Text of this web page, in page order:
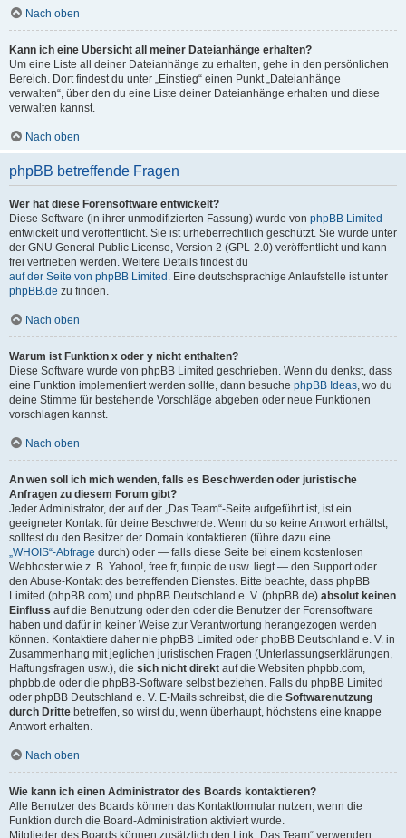
Nach oben
Kann ich eine Übersicht all meiner Dateianhänge erhalten?
Um eine Liste all deiner Dateianhänge zu erhalten, gehe in den persönlichen
Bereich. Dort findest du unter „Einstieg“ einen Punkt „Dateianhänge
verwalten“, über den du eine Liste deiner Dateianhänge erhalten und diese
verwalten kannst.
Nach oben
phpBB betreffende Fragen
Wer hat diese Forensoftware entwickelt?
Diese Software (in ihrer unmodifizierten Fassung) wurde von phpBB Limited
entwickelt und veröffentlicht. Sie ist urheberrechtlich geschützt. Sie wurde unter
der GNU General Public License, Version 2 (GPL-2.0) veröffentlicht und kann
frei vertrieben werden. Weitere Details findest du
auf der Seite von phpBB Limited . Eine deutschsprachige Anlaufstelle ist unter
phpBB.de zu finden.
Nach oben
Warum ist Funktion x oder y nicht enthalten?
Diese Software wurde von phpBB Limited geschrieben. Wenn du denkst, dass
eine Funktion implementiert werden sollte, dann besuche phpBB Ideas, wo du
deine Stimme für bestehende Vorschläge abgeben oder neue Funktionen
vorschlagen kannst.
Nach oben
An wen soll ich mich wenden, falls es Beschwerden oder juristische
Anfragen zu diesem Forum gibt?
Jeder Administrator, der auf der „Das Team“-Seite aufgeführt ist, ist ein
geeigneter Kontakt für deine Beschwerde. Wenn du so keine Antwort erhältst,
solltest du den Besitzer der Domain kontaktieren (führe dazu eine
„WHOIS“-Abfrage durch) oder — falls diese Seite bei einem kostenlosen
Webhoster wie z. B. Yahoo!, free.fr, funpic.de usw. liegt — den Support oder
den Abuse-Kontakt des betreffenden Dienstes. Bitte beachte, dass phpBB
Limited (phpBB.com) und phpBB Deutschland e. V. (phpBB.de) absolut keinen
Einfluss auf die Benutzung oder den oder die Benutzer der Forensoftware
haben und dafür in keiner Weise zur Verantwortung herangezogen werden
können. Kontaktiere daher nie phpBB Limited oder phpBB Deutschland e. V. in
Zusammenhang mit jeglichen juristischen Fragen (Unterlassungserklärungen,
Haftungsfragen usw.), die sich nicht direkt auf die Websiten phpbb.com,
phpbb.de oder die phpBB-Software selbst beziehen. Falls du phpBB Limited
oder phpBB Deutschland e. V. E-Mails schreibst, die die Softwarenutzung
durch Dritte betreffen, so wirst du, wenn überhaupt, höchstens eine knappe
Antwort erhalten.
Nach oben
Wie kann ich einen Administrator des Boards kontaktieren?
Alle Benutzer des Boards können das Kontaktformular nutzen, wenn die
Funktion durch die Board-Administration aktiviert wurde.
Mitglieder des Boards können zusätzlich den Link „Das Team“ verwenden.